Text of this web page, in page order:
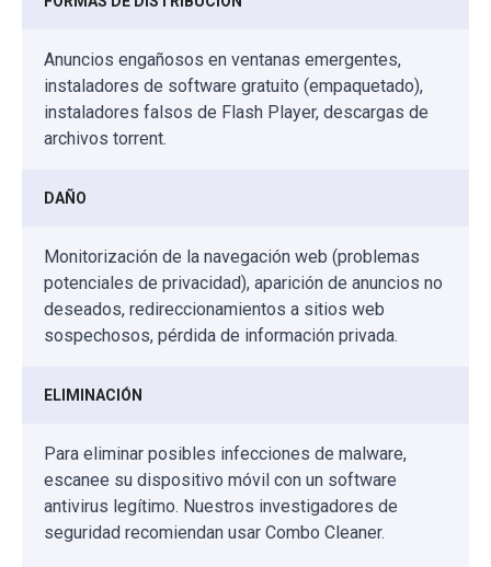
Anuncios engañosos en ventanas emergentes,
instaladores de software gratuito (empaquetado),
instaladores falsos de Flash Player, descargas de
archivos torrent.
DAÑO
Monitorización de la navegación web (problemas
potenciales de privacidad), aparición de anuncios no
deseados, redireccionamientos a sitios web
sospechosos, pérdida de información privada.
ELIMINACIÓN
Para eliminar posibles infecciones de malware,
escanee su dispositivo móvil con un software
antivirus legítimo. Nuestros investigadores de
seguridad recomiendan usar Combo Cleaner.